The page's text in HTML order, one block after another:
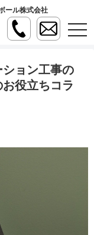
ール株式会社
t
o
ョン工事の
役立ちコラ